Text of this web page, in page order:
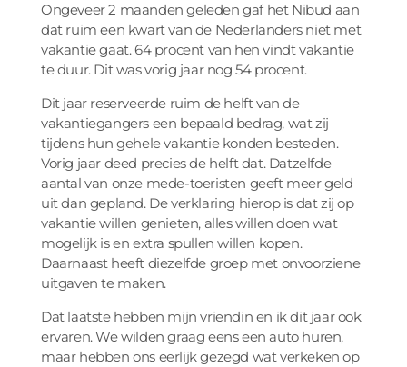
Ongeveer 2 maanden geleden gaf het Nibud aan
dat ruim een kwart van de Nederlanders niet met
vakantie gaat. 64 procent van hen vindt vakantie
te duur. Dit was vorig jaar nog 54 procent.
Dit jaar reserveerde ruim de helft van de
vakantiegangers een bepaald bedrag, wat zij
tijdens hun gehele vakantie konden besteden.
Vorig jaar deed precies de helft dat. Datzelfde
aantal van onze mede-toeristen geeft meer geld
uit dan gepland. De verklaring hierop is dat zij op
vakantie willen genieten, alles willen doen wat
mogelijk is en extra spullen willen kopen.
Daarnaast heeft diezelfde groep met onvoorziene
uitgaven te maken.
Dat laatste hebben mijn vriendin en ik dit jaar ook
ervaren. We wilden graag eens een auto huren,
maar hebben ons eerlijk gezegd wat verkeken op